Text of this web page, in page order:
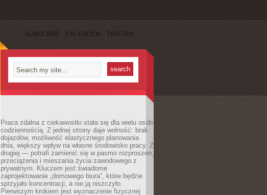
SUBSCRIBE FACEBOOK TWITTER
Praca zdalna z ciekawostki stała się dla wielu osób
codziennością. Z jednej strony daje wolność: brak
dojazdów, możliwość elastycznego planowania
dnia, większy wpływ na własne środowisko pracy. Z
drugiej — potrafi zamienić się w pasmo rozproszeń,
przeciążenia i mieszania życia zawodowego z
prywatnym. Kluczem jest świadome
zaprojektowanie „domowego biura”, które będzie
sprzyjało koncentracji, a nie ją niszczyło.
Pierwszym krokiem jest wyznaczenie fizycznej